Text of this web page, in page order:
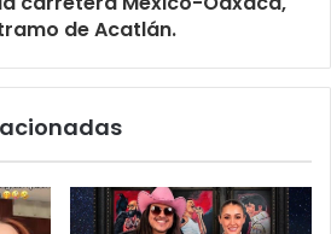
de Acatlán.